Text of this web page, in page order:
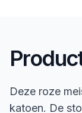
Deze roze
katoen. De